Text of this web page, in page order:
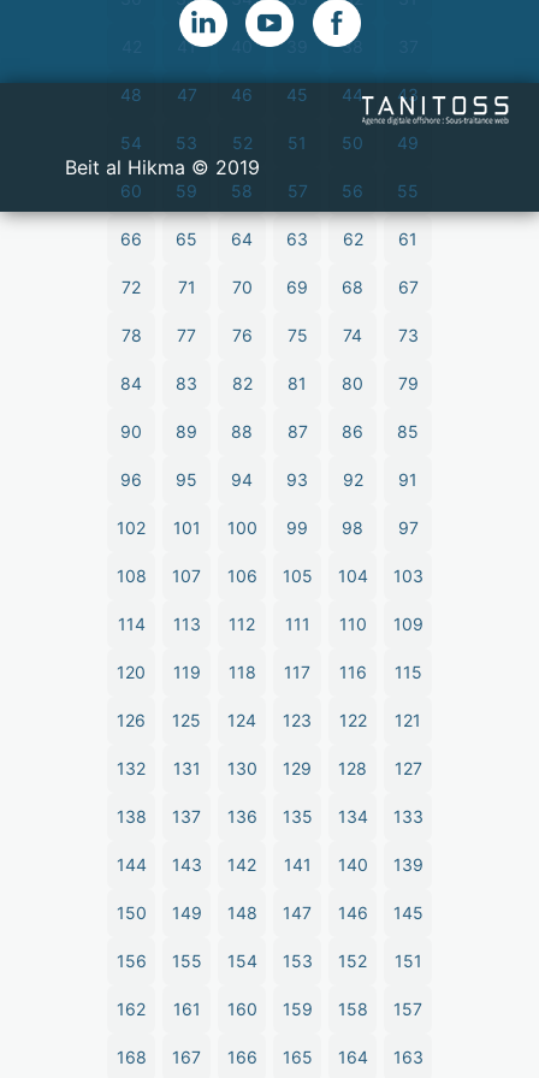
38
39
40
41
43
44
45
46
47
48
49
50
51
52
53
54
55
56
57
58
59
60
61
62
63
64
65
66
67
68
69
70
71
72
73
74
75
76
77
78
79
80
81
82
83
84
85
86
87
88
89
90
91
92
93
94
95
96
97
98
99
100
101
102
103
104
105
106
107
108
109
110
111
112
113
114
115
116
117
118
119
120
121
122
123
124
125
126
127
128
129
130
131
132
133
134
135
136
137
138
139
140
141
142
143
144
145
146
147
148
149
150
151
152
153
154
155
156
157
158
159
160
161
162
163
164
165
166
167
168
2019 © Beit al Hikma